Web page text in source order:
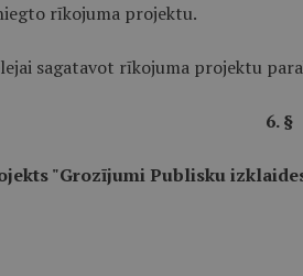
rīkojuma projektu.
sagatavot rīkojuma projektu
6. §
"Grozījumi Publisku